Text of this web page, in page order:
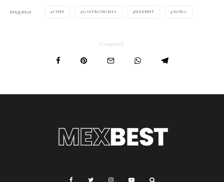
ETIQUETAS CHEF GASTRONOMÍA MEXBEST NOMA
Compartir